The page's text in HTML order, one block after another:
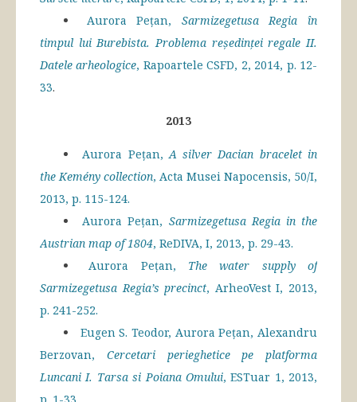
Aurora Pețan, Sarmizegetusa Regia în
timpul lui Burebista. Problema reședinței regale II.
Datele arheologice, Rapoartele CSFD, 2, 2014, p. 12-
33.
2013
Aurora Pețan,A silver Dacian bracelet in
the Kemény collection, Acta Musei Napocensis, 50/I,
2013, p. 115-124.
Aurora Pețan, Sarmizegetusa Regia in the
Austrian map of 1804, ReDIVA, I, 2013, p. 29-43.
Aurora Pețan, The water supply of
Sarmizegetusa Regia’s precinct, ArheoVest I, 2013,
p. 241-252.
Eugen S. Teodor, Aurora Pețan, Alexandru
Berzovan, Cercetari perieghetice pe platforma
Luncani I. Tarsa si Poiana Omului, ESTuar 1, 2013,